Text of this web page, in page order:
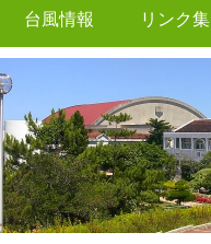
台風情報
リンク集